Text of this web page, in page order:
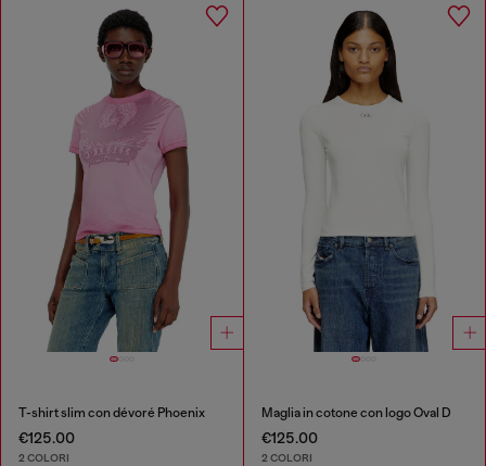
T-shirt slim con dévoré Phoenix
€125.00
2 COLORI
Maglia in cotone con logo Oval D
€125.00
2 COLORI